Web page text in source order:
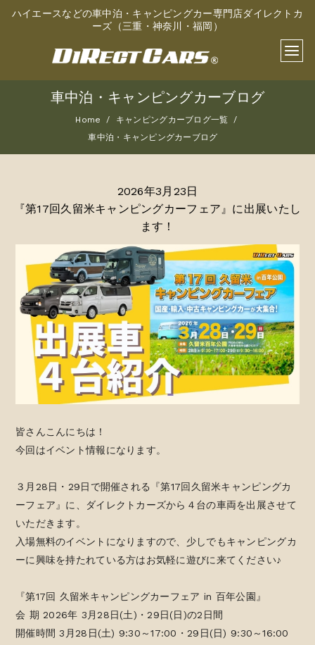
ハイエースなどの車中泊・キャンピングカー専門店ダイレクトカ
ーズ（三重・神奈川・福岡）
車中泊・キャンピングカーブログ
Home
キャンピングカーブログ一覧
車中泊・キャンピングカーブログ
2026年3月23日
『第17回久留米キャンピングカーフェア』に出展いたし
ます！
皆さんこんにちは！
今回はイベント情報になります。
３月28日・29日で開催される『第17回久留米キャンピングカ
ーフェア』に、ダイレクトカーズから４台の車両を出展させて
いただきます。
入場無料のイベントになりますので、少しでもキャンピングカ
ーに興味を持たれている方はお気軽に遊びに来てください♪
『第17回 久留米キャンピングカーフェア in 百年公園』
会 期 2026年 3月28日(土)・29日(日)の2日間
開催時間 3月28日(土) 9:30～17:00・29日(日) 9:30～16:00